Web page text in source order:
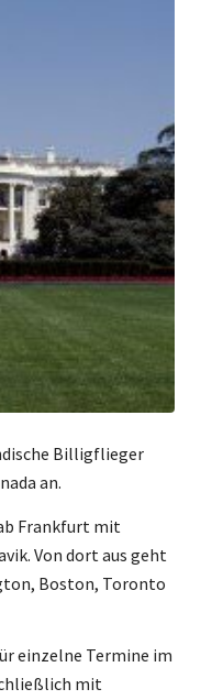
Billigflieger
an.
Frankfurt mit
Von dort aus geht
Boston, Toronto
einzelne Termine im
mit